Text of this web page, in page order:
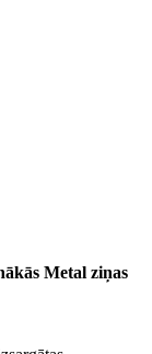
Metal ziņas